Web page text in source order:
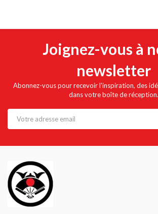
Joignez-vous à
newsletter
Abonnez-vous pour recevoir l'inspiration, des
dans votre boîte de réception.